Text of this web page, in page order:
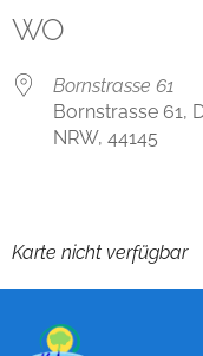
WO
Bornstrasse 61
Bornstrasse 61,
NRW, 44145
Karte nicht verfügbar